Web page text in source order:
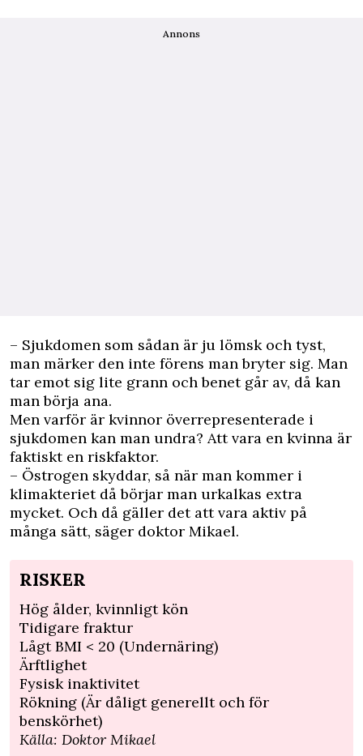
Annons
– Sjukdomen som sådan är ju lömsk och tyst,
man märker den inte förens man bryter sig. Man
tar emot sig lite grann och benet går av, då kan
man börja ana.
Men varför är kvinnor överrepresenterade i
sjukdomen kan man undra? Att vara en kvinna är
faktiskt en riskfaktor.
– Östrogen skyddar, så när man kommer i
klimakteriet då börjar man urkalkas extra
mycket. Och då gäller det att vara aktiv på
många sätt, säger doktor Mikael.
RISKER
Hög ålder, kvinnligt kön
Tidigare fraktur
Lågt BMI < 20 (Undernäring)
Ärftlighet
Fysisk inaktivitet
Rökning (Är dåligt generellt och för
benskörhet)
Källa: Doktor Mikael